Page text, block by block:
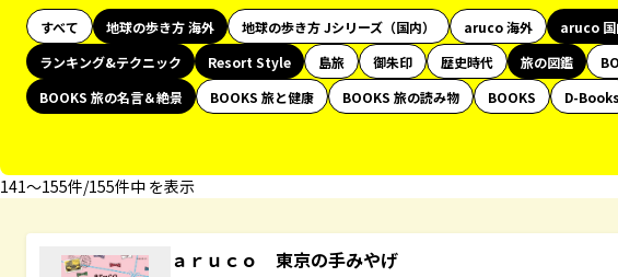
すべて 地球の歩き方 海外 地球の歩き方 Jシリーズ（国内） aruco 海外 aruco 国
ランキング&テクニック
Resort Style 島旅 御朱印 歴史時代 旅の図鑑
BOOKS 旅の名言＆絶景
BOOKS 旅と健康 BOOKS 旅の読み物 BOOKS
D-Books
141〜155件/155件中 を表示
ａｒｕｃｏ 東京の手みやげ